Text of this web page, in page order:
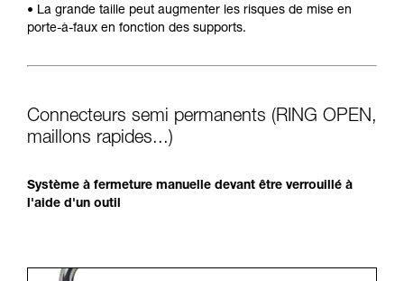
• La grande taille peut augmenter les risques de mise en
porte-à-faux en fonction des supports.
Connecteurs semi permanents (RING OPEN,
maillons rapides...)
Système à fermeture manuelle devant être verrouillé à
l'aide d'un outil